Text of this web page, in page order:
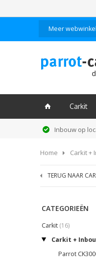
Meer
ï Carkit
Inbouw op
Home Carkit +
TERUG NAAR
CATEGORIEËN
Carkit (16)
Carkit +
Parrot